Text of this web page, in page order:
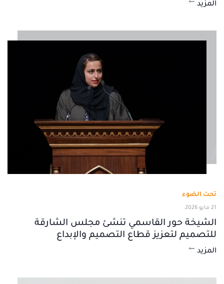
المزيد
تحت الضوء
21 مايو 2026
الشيخة حور القاسمي تنشئ مجلس الشارقة
للتصميم لتعزيز قطاع التصميم والإبداع
المزيد